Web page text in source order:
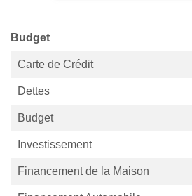
Budget
Carte de Crédit
Dettes
Budget
Investissement
Financement de la Maison